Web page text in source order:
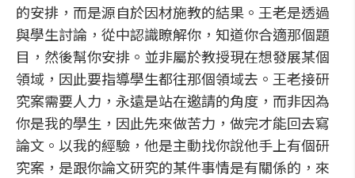
的安排，而是源自於因材施教的結果。王老是透過
與學生討論，從中認識瞭解你，知道你合適那個題
目，然後幫你安排。並非屬於教授現在想發展某個
領域，因此要指導學生都往那個領域去。王老接研
究案需要人力，永遠是站在邀請的角度，而非因為
你是我的學生，因此先來做苦力，做完才能回去寫
論文。以我的經驗，他是主動找你說他手上有個研
究案，是跟你論文研究的某件事情是有關係的，來